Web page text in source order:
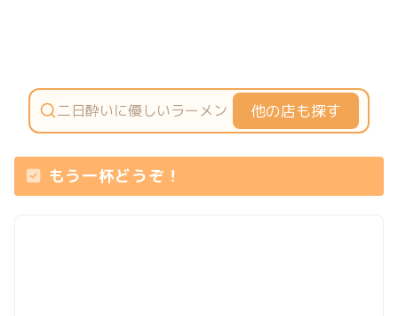
他の店も探す
もう一杯どうぞ！